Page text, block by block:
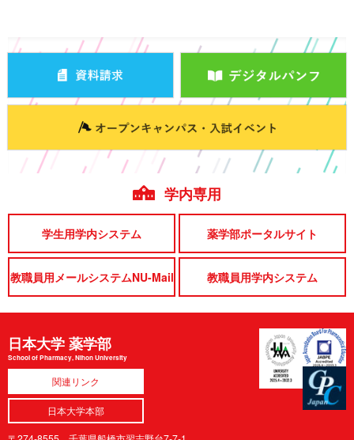
学内専用
学生用学内システム 薬学部ポータルサイト
教職員用メールシステムNU-Mail 教職員用学内システム
日本大学 薬学部
School of Pharmacy, Nihon University
関連リンク
日本大学本部